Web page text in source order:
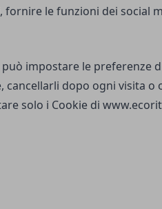
le funzioni dei social
impostare le preferenze
cancellarli dopo ogni visita o
solo i Cookie di